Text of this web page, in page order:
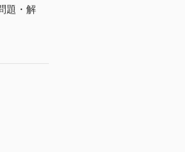
題・解